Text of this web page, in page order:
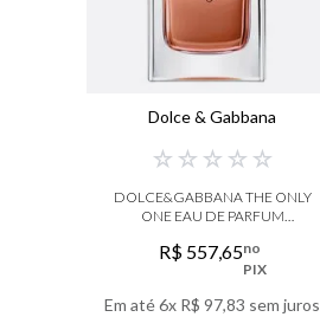
Dolce & Gabbana
☆ ☆ ☆ ☆ ☆
DOLCE&GABBANA THE ONLY
ONE EAU DE PARFUM
R$ 557,65no
PIX
Em até6x R$ 97,83 sem juros